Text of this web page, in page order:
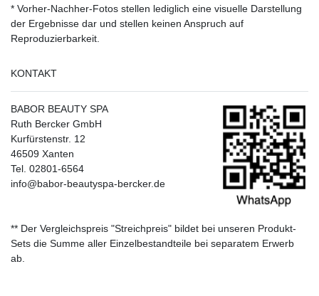
* Vorher-Nachher-Fotos stellen lediglich eine visuelle Darstellung
der Ergebnisse dar und stellen keinen Anspruch auf
Reproduzierbarkeit.
KONTAKT
BABOR BEAUTY SPA
Ruth Bercker GmbH
Kurfürstenstr. 12
46509 Xanten
Tel. 02801-6564
info@babor-beautyspa-bercker.de
** Der Vergleichspreis "Streichpreis" bildet bei unseren Produkt-
Sets die Summe aller Einzelbestandteile bei separatem Erwerb
ab.